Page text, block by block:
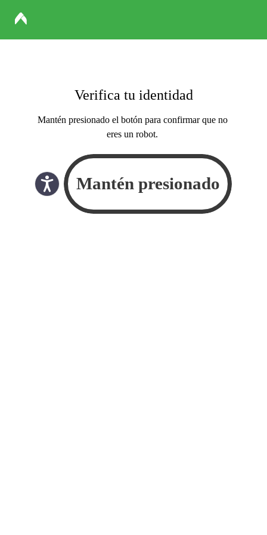
Verifica tu identidad
Mantén presionado el botón para confirmar que no
eres un robot.